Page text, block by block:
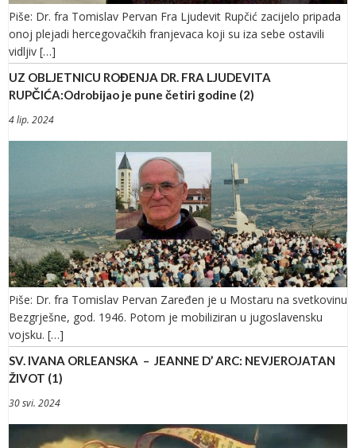
Piše: Dr. fra Tomislav Pervan Fra Ljudevit Rupčić zacijelo pripada
onoj plejadi hercegovačkih franjevaca koji su iza sebe ostavili
vidljiv […]
UZ OBLJETNICU ROĐENJA DR. FRA LJUDEVITA
RUPČIĆA:Odrobijao je pune četiri godine (2)
4 lip. 2024
Piše: Dr. fra Tomislav Pervan Zaređen je u Mostaru na svetkovinu
Bezgrješne, god. 1946. Potom je mobiliziran u jugoslavensku
vojsku. […]
SV. IVANA ORLEANSKA – JEANNE D’ ARC: NEVJEROJATAN
ŽIVOT (1)
30 svi. 2024